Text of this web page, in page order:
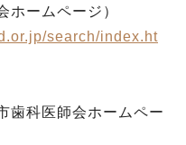
ームページ）
search/index.ht
歯科医師会ホームペー